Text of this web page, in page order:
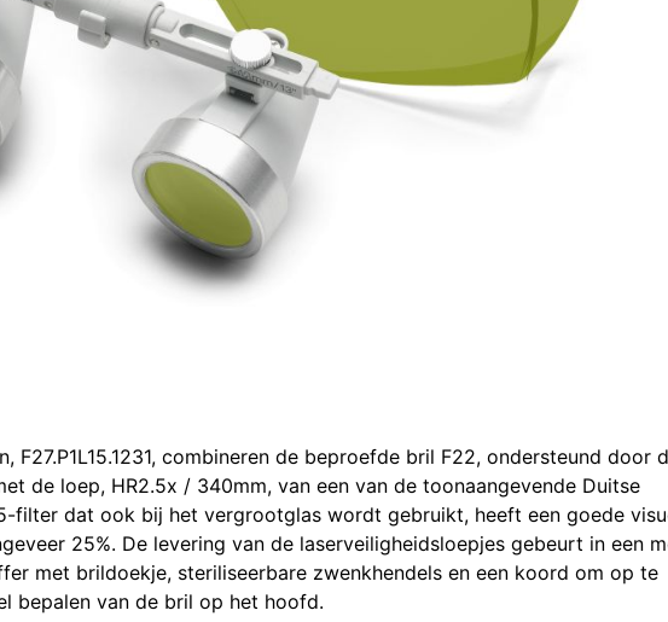
F27.P1L15.1231, combineren de beproefde bril F22, ondersteund door
de loep, HR2.5x / 340mm, van een van de toonaangevende Duitse
filter dat ook bij het vergrootglas wordt gebruikt, heeft een goede
25%. De levering van de laserveiligheidsloepjes gebeurt in een
met brildoekje, steriliseerbare zwenkhendels en een koord om op te
bepalen van de bril op het hoofd.